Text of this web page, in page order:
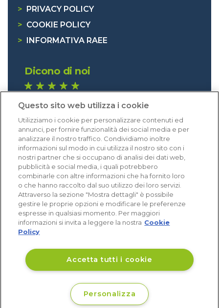
>
PRIVACY POLICY
> COOKIE POLICY
>
INFORMATIVA RAEE
Dicono di noi
Eccellente (4,8)
Acquisti verificati
Non disponibile
Questo sito web utilizza i cookie
Utilizziamo i cookie per personalizzare contenuti ed
annunci, per fornire funzionalità dei social media e per
analizzare il nostro traffico. Condividiamo inoltre
informazioni sul modo in cui utilizza il nostro sito con i
nostri partner che si occupano di analisi dei dati web,
pubblicità e social media, i quali potrebbero
combinarle con altre informazioni che ha fornito loro
o che hanno raccolto dal suo utilizzo dei loro servizi.
Attraverso la sezione "Mostra dettagli" è possibile
gestire le proprie opzioni e modificare le preferenze
espresse in qualsiasi momento. Per maggiori
informazioni si invita a leggere la nostra Cookie
Policy
Accetta tutti i cookie
Personalizza